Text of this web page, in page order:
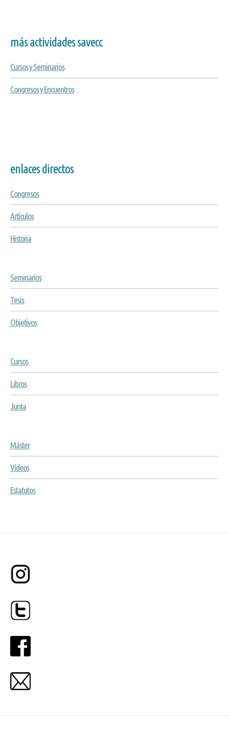
más actividades savecc
Cursos y Seminarios
Congresos y Encuentros
enlaces directos
Congresos
Artículos
Historia
Seminarios
Tesis
Objetivos
Cursos
Libros
Junta
Máster
Vídeos
Estatutos